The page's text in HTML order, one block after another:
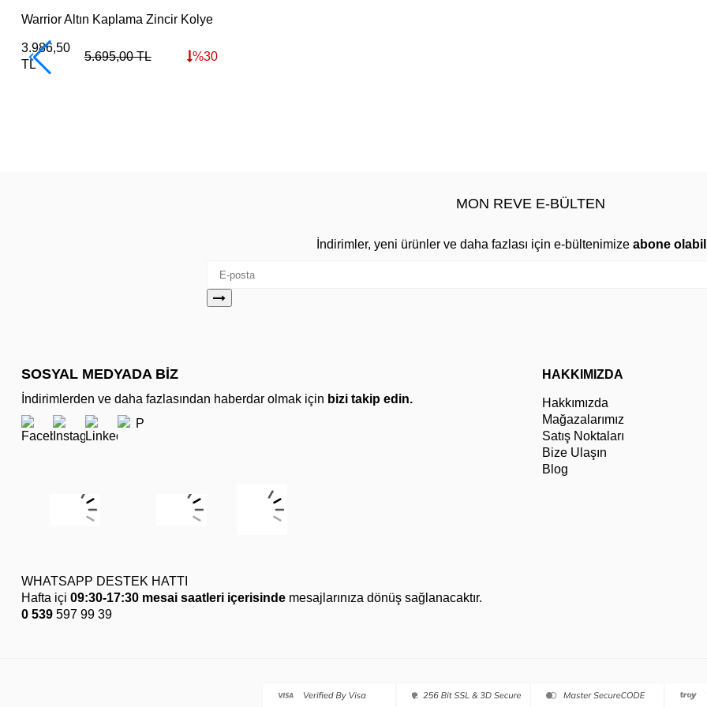
Warrior Altın Kaplama Zincir Kolye
3.986,50
TL
5.695,00TL %30
MON REVE E-BÜLTEN
İndirimler, yeni ürünler ve daha fazlası için e-bültenimize abone
SOSYAL MEDYADA BİZ
İndirimlerden ve daha fazlasından haberdar olmak için bizi takip edin.
WHATSAPP DESTEK HATTI
Hafta içi 09:30-17:30 mesai saatleri içerisinde mesajlarınıza dönüş sağlanacaktır.
0 539 597 99 39
HAKKIMIZDA
Hakkımızda
Mağazalarımız
Satış Noktaları
Bize Ulaşın
Blog